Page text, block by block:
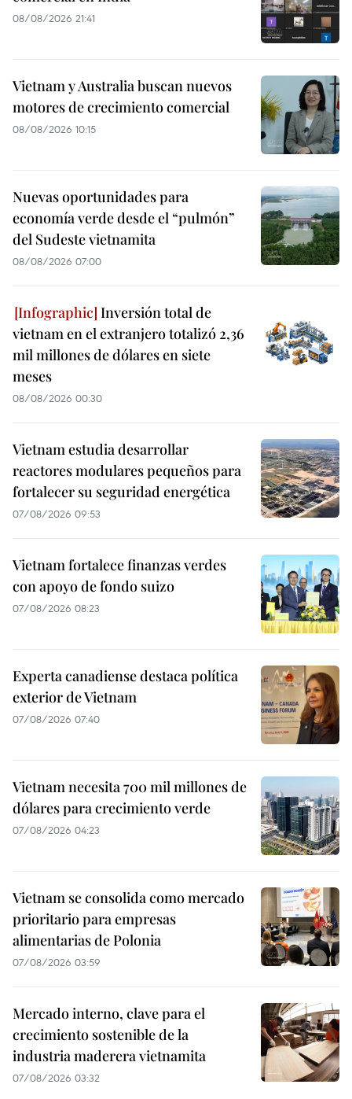
08/08/2026 21:41
Vietnam y Australia buscan nuevos
motores de crecimiento comercial
08/08/2026 10:15
Nuevas oportunidades para
economía verde desde el “pulmón”
del Sudeste vietnamita
08/08/2026 07:00
Inversión total de
vietnam en el extranjero totalizó 2,36
mil millones de dólares en siete
meses
08/08/2026 00:30
Vietnam estudia desarrollar
reactores modulares pequeños para
fortalecer su seguridad energética
07/08/2026 09:53
Vietnam fortalece finanzas verdes
con apoyo de fondo suizo
07/08/2026 08:23
Experta canadiense destaca política
exterior de Vietnam
07/08/2026 07:40
Vietnam necesita 700 mil millones de
dólares para crecimiento verde
07/08/2026 04:23
Vietnam se consolida como mercado
prioritario para empresas
alimentarias de Polonia
07/08/2026 03:59
Mercado interno, clave para el
crecimiento sostenible de la
industria maderera vietnamita
07/08/2026 03:32